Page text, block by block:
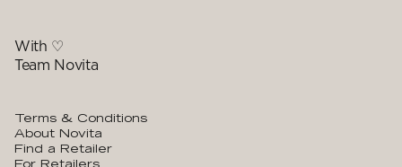
With ♡
Team Novita
Terms & Conditions
About Novita
Find a Retailer
For Retailers